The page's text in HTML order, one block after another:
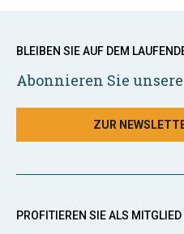
BLEIBEN SIE AUF DEM
Abonnieren Sie
ZUR
PROFITIEREN SIE ALS MITGLIED